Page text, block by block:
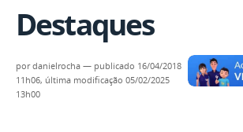
Destaques
pordanielrocha — publicado 16/04/2018
11h06, última modificação 05/02/2025
13h00